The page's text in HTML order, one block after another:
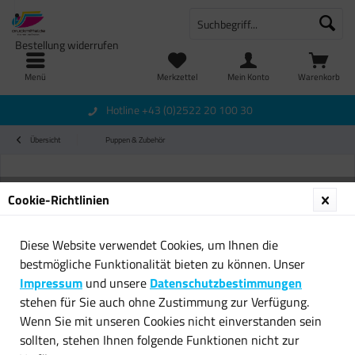
Menü Warenkorb
Merkzettel
Bestellung widerrufen
Mein Konto
Hotline +43 (0)2522 20 100 30
Übersicht Puppen & Zubehör
Cookie-Richtlinien
Diese Website verwendet Cookies, um Ihnen die
bestmögliche Funktionalität bieten zu können. Unser
Impressum und unsere Datenschutzbestimmungen
stehen für Sie auch ohne Zustimmung zur Verfügung.
Wenn Sie mit unseren Cookies nicht einverstanden sein
sollten, stehen Ihnen folgende Funktionen nicht zur